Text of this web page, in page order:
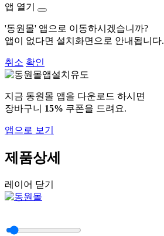
앱 열기
'동원몰' 앱으로 이동하시겠습니까?
앱이 없다면 설치화면으로 안내됩니다.
취소 확인
지금 동원몰 앱을 다운로드 하시면
장바구니 15% 쿠폰을 드려요.
앱으로 보기
제품상세
레이어 닫기